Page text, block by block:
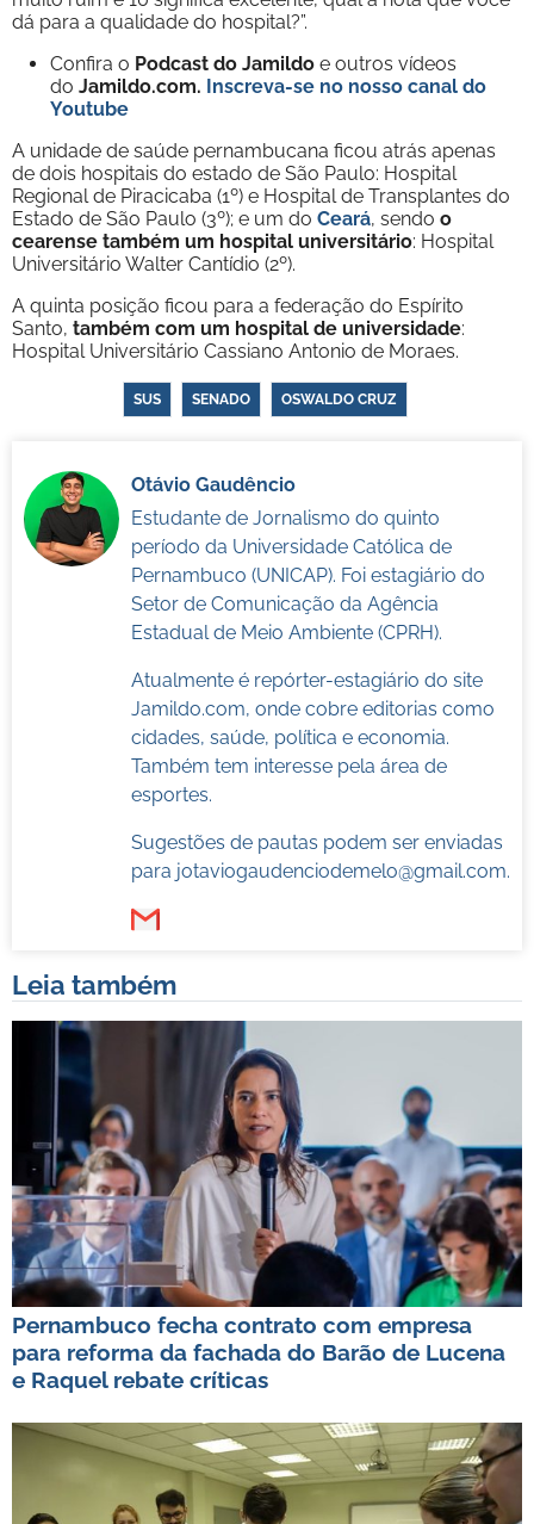
dá para a qualidade do hospital?”.
Confira o Podcast do Jamildo e outros vídeos
do Jamildo.com. Inscreva-se no nosso canal do
Youtube
A unidade de saúde pernambucana ficou atrás apenas
de dois hospitais do estado de São Paulo: Hospital
Regional de Piracicaba (1º) e Hospital de Transplantes do
Estado de São Paulo (3º); e um do Ceará, sendo o
cearense também um hospital universitário: Hospital
Universitário Walter Cantídio (2º).
A quinta posição ficou para a federação do Espírito
Santo, também com um hospital de universidade:
Hospital Universitário Cassiano Antonio de Moraes.
SUS SENADO OSWALDO CRUZ
Otávio Gaudêncio
Estudante de Jornalismo do quinto
período da Universidade Católica de
Pernambuco (UNICAP). Foi estagiário do
Setor de Comunicação da Agência
Estadual de Meio Ambiente (CPRH).
Atualmente é repórter-estagiário do site
Jamildo.com, onde cobre editorias como
cidades, saúde, política e economia.
Também tem interesse pela área de
esportes.
Sugestões de pautas podem ser enviadas
para jotaviogaudenciodemelo@gmail.com.
Leia também
Pernambuco fecha contrato com empresa
para reforma da fachada do Barão de Lucena
e Raquel rebate críticas